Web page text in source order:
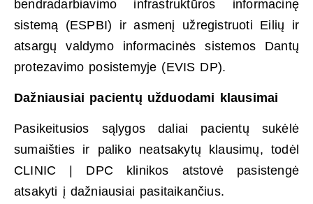
bendradarbiavimo infrastruktūros informacinę
sistemą (ESPBI) ir asmenį užregistruoti Eilių ir
atsargų valdymo informacinės sistemos Dantų
protezavimo posistemyje (EVIS DP).
Dažniausiai pacientų užduodami klausimai
Pasikeitusios sąlygos daliai pacientų sukėlė
sumaišties ir paliko neatsakytų klausimų, todėl
CLINIC | DPC klinikos atstovė pasistengė
atsakyti į dažniausiai pasitaikančius.